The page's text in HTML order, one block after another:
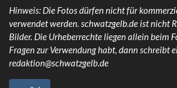
Hinweis: Die Fotos dürfen nicht für
verwendet werden. schwatzgelb.de ist nicht
Bilder. Die Urheberrechte liegen allein beim
Fragen zur Verwendung habt, dann schreibt
redaktion@schwatzgelb.de